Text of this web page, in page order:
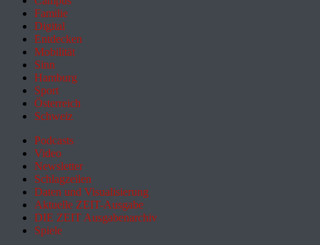
Familie
Digital
Entdecken
Mobilität
Sinn
Hamburg
Sport
Österreich
Schweiz
Podcasts
Video
Newsletter
Schlagzeilen
Daten und Visualisierung
Aktuelle ZEIT-Ausgabe
DIE ZEIT Ausgabenarchiv
Spiele